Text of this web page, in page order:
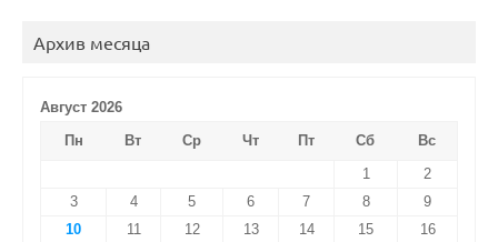
Архив месяца
Август 2026
Пн
Вт Ср Чт Пт Сб
Вс
1
2
3
4 5 6 7 8
9
10
11 12 13 14 15 16